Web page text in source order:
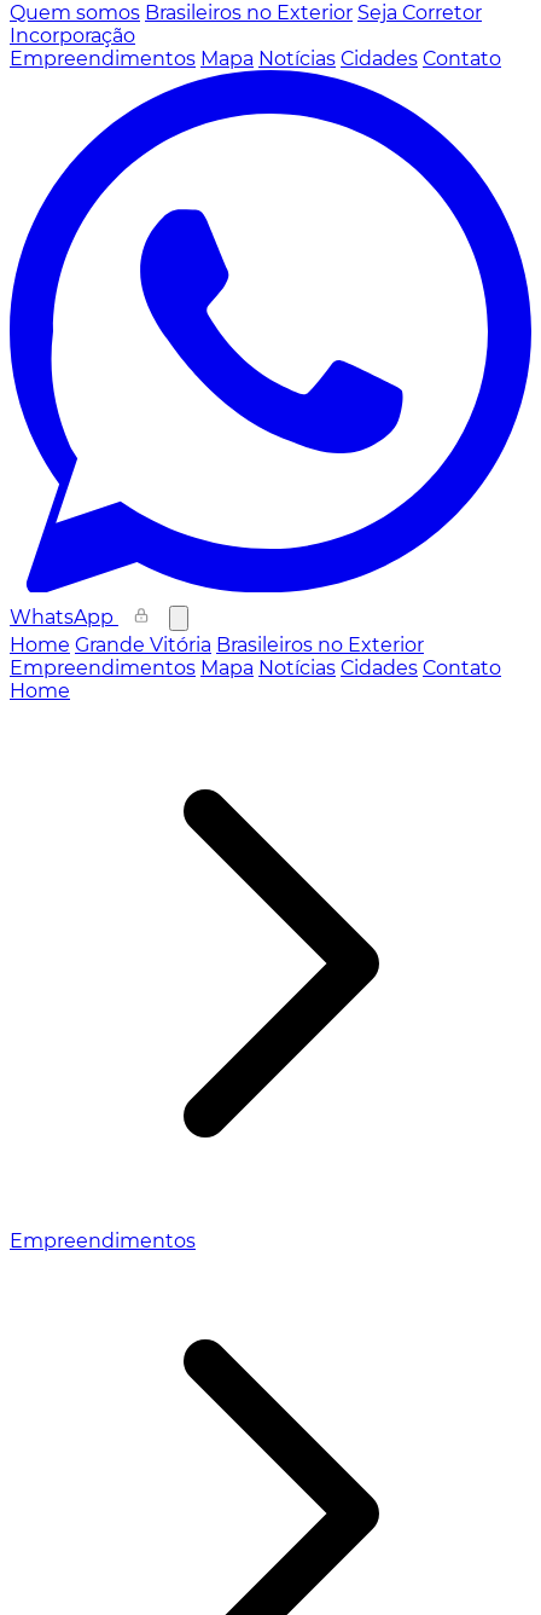
Quem somos Brasileiros no Exterior Seja Corretor
Incorporação
Empreendimentos Mapa Notícias Cidades Contato
WhatsApp
Home Grande Vitória Brasileiros no Exterior
Empreendimentos Mapa Notícias Cidades Contato
Home
Empreendimentos